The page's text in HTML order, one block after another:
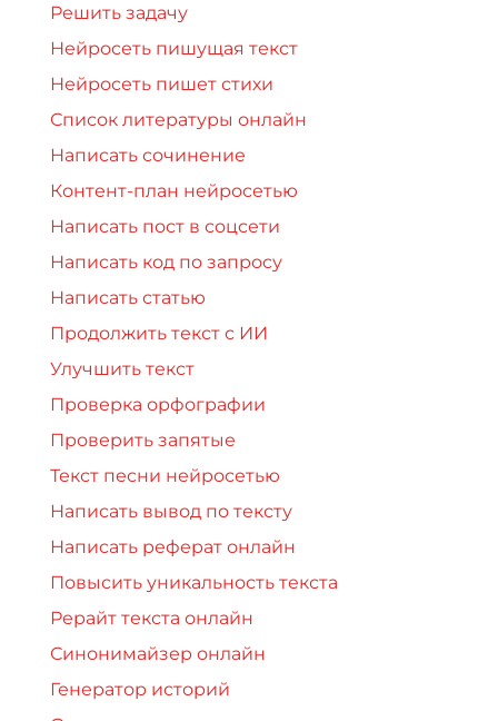
Решить задачу
Нейросеть пишущая текст
Нейросеть пишет стихи
Список литературы онлайн
Написать сочинение
Контент-план нейросетью
Написать пост в соцсети
Написать код по запросу
Написать статью
Продолжить текст с ИИ
Улучшить текст
Проверка орфографии
Проверить запятые
Текст песни нейросетью
Написать вывод по тексту
Написать реферат онлайн
Повысить уникальность текста
Рерайт текста онлайн
Синонимайзер онлайн
Генератор историй